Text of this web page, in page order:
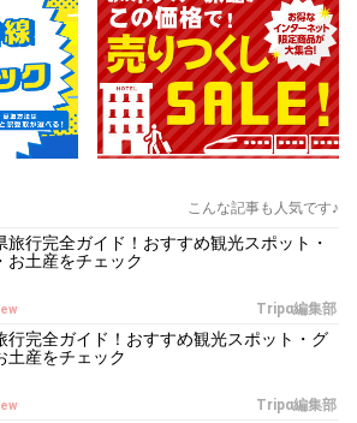
こんな記事も人気です♪
旅行完全ガイド！おすすめ観光スポット・
お土産をチェック
Tripα編集部
行完全ガイド！おすすめ観光スポット・グ
土産をチェック
Tripα編集部